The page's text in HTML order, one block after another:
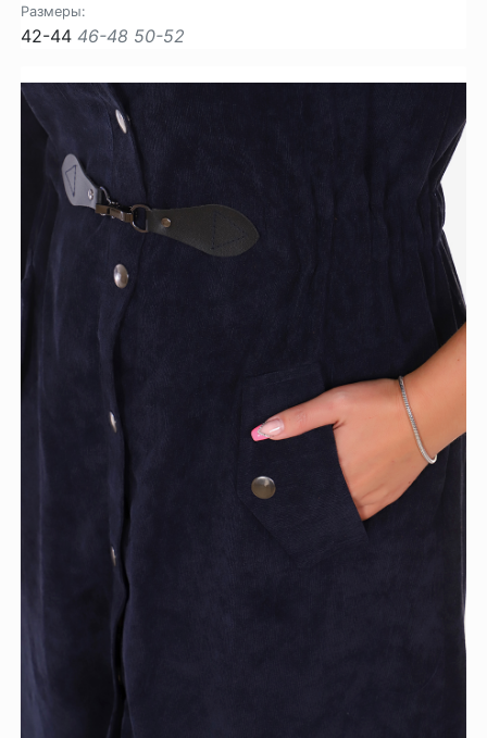
Размеры:
42-44 46-48 50-52